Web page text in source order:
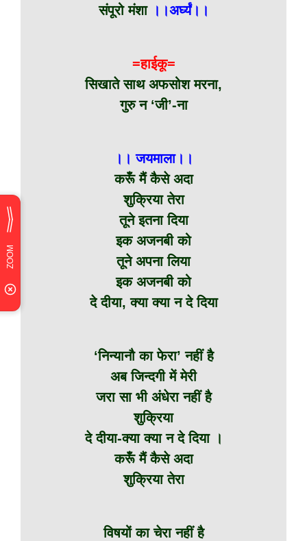
संपूरो मंशा।।अर्घ्यं।।
=हाईकू=
सिखाते साथ अफसोश मरना,
गुरु न ‘जी’-ना
।। जयमाला।।
करूँ मैं कैसे अदा
शुक्रिया तेरा
तूने इतना दिया
इक अजनबी को
तूने अपना लिया
इक अजनबी को
दे दीया, क्या क्या न दे दिया
‘निन्यानौ का फेरा’ नहीं है
अब जिन्दगी में मेरी
जरा सा भी अंधेरा नहीं है
शुक्रिया
दे दीया-क्या क्या न दे दिया ।
करूँ मैं कैसे अदा
शुक्रिया तेरा
विषयों का चेरा नहीं है